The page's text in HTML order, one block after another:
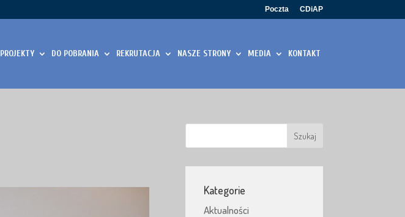
Poczta CDiAP
PROJEKTY DO POBRANIA REKRUTACJA NASZE STRONY MEDIA KONTAKT
Kategorie
Aktualności